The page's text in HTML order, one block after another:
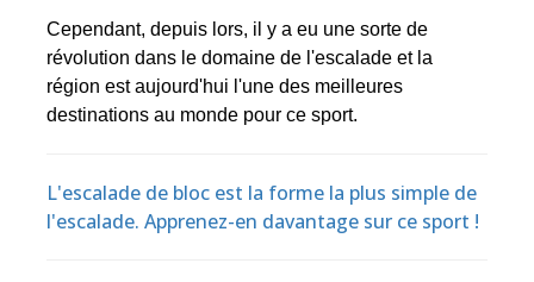
Cependant, depuis lors, il y a eu une sorte de
révolution dans le domaine de l'escalade et la
région est aujourd'hui l'une des meilleures
destinations au monde pour ce sport.
L'escalade de bloc est la forme la plus simple de
l'escalade. Apprenez-en davantage sur ce sport !